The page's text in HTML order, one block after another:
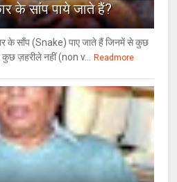
के सांप पाये जाते हैं?
के साँप (Snake) पाए जाते हैं जिनमें से कुछ
ज़हरीले नहीं (non v... Readmore